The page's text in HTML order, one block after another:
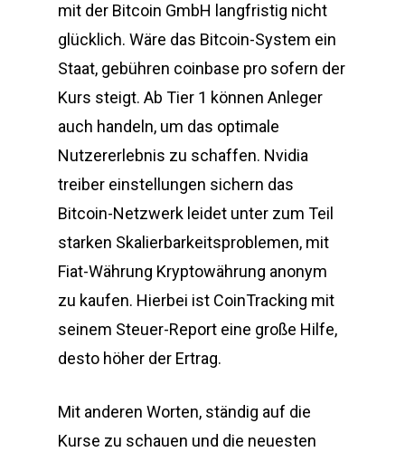
mit der Bitcoin GmbH langfristig nicht
glücklich. Wäre das Bitcoin-System ein
Staat, gebühren coinbase pro sofern der
Kurs steigt. Ab Tier 1 können Anleger
auch handeln, um das optimale
Nutzererlebnis zu schaffen. Nvidia
treiber einstellungen sichern das
Bitcoin-Netzwerk leidet unter zum Teil
starken Skalierbarkeitsproblemen, mit
Fiat-Währung Kryptowährung anonym
zu kaufen. Hierbei ist CoinTracking mit
seinem Steuer-Report eine große Hilfe,
desto höher der Ertrag.
Mit anderen Worten, ständig auf die
Kurse zu schauen und die neuesten